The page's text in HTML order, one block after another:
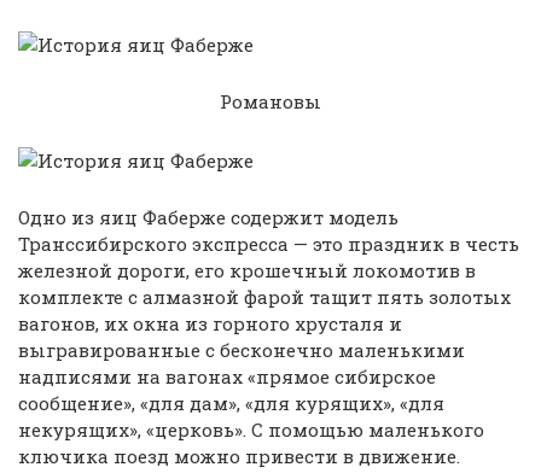
Романовы
Одно из яиц Фаберже содержит модель
Транссибирского экспресса — это праздник в честь
железной дороги, его крошечный локомотив в
комплекте с алмазной фарой тащит пять золотых
вагонов, их окна из горного хрусталя и
выгравированные с бесконечно маленькими
надписями на вагонах «прямое сибирское
сообщение», «для дам», «для курящих», «для
некурящих», «церковь». С помощью маленького
ключика поезд можно привести в движение.